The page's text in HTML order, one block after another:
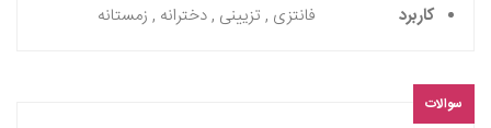
کاربرد
فانتزی , تزیینی , دخترانه , زمستانه
سوالات